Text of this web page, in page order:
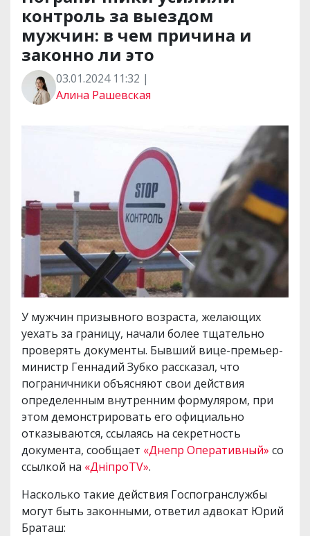
контроль за выездом
мужчин: в чем причина и
законно ли это
03.01.2024 11:32 |
Алина Рашевская
У мужчин призывного возраста, желающих
уехать за границу, начали более тщательно
проверять документы. Бывший вице-премьер-
министр Геннадий Зубко рассказал, что
пограничники объясняют свои действия
определенным внутренним формуляром, при
этом демонстрировать его официально
отказываются, ссылаясь на секретность
документа, сообщает «Днепр Оперативный» со
ссылкой на «ДніпроTV».
Насколько такие действия Госпогранслужбы
могут быть законными, ответил адвокат Юрий
Браташ: